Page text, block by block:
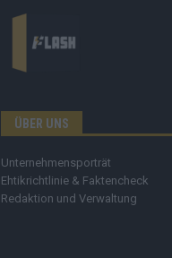
ÜBER UNS
Unternehmensporträt
Ehtikrichtlinie & Faktencheck
Redaktion und Verwaltung